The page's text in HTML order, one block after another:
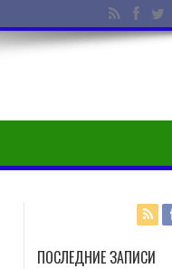
ПОСЛЕДНИЕ ЗАПИСИ